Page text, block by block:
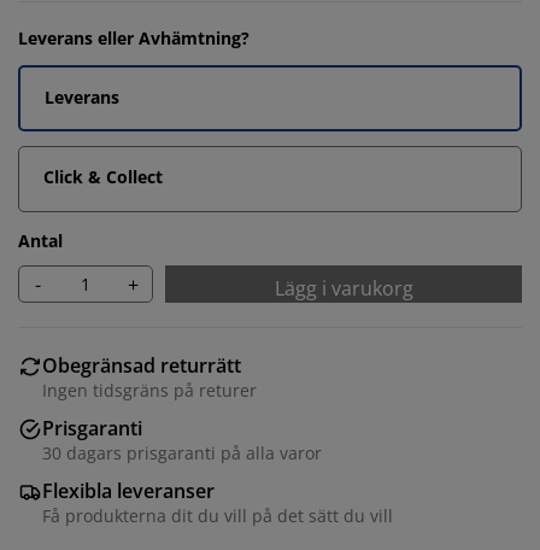
Leverans eller Avhämtning?
Leverans
Click & Collect
Antal
- + Lägg i varukorg
Obegränsad returrätt
Ingen tidsgräns på returer
Prisgaranti
30 dagars prisgaranti på alla varor
Flexibla leveranser
Få produkterna dit du vill på det sätt du vill